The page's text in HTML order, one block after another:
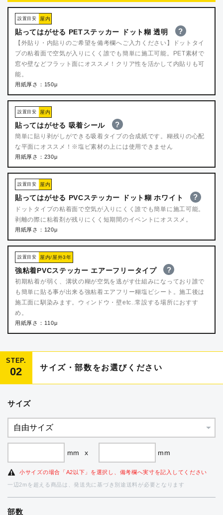
設置目安 屋内
貼ってはがせる PETステッカー ドット糊 透明 ?
【外貼り・内貼りのご希望を備考欄へご入力ください】ドットタイ
プの粘着面で空気が入りにくく誰でも簡単に施工可能。PET素材で
窓や壁などフラット面にオススメ！クリア性を活かして内貼りも可
能。
用紙厚さ：150μ
設置目安 屋内
貼ってはがせる 吸着シール ?
簡単に貼り剥がしができる吸着タイプの合成紙です。糊残りの心配
な平面にオススメ！※塩ビ素材の上には使用できません
用紙厚さ：230μ
設置目安 屋内
貼ってはがせる PVCステッカー ドット糊 ホワイト ?
ドットタイプの粘着面で空気が入りにくく誰でも簡単に施工可能。
剥離の際に粘着剤が残りにくく短期間のイベントにオススメ。
用紙厚さ：120μ
設置目安 屋内/屋外3年
強粘着PVCステッカー エアーフリータイプ ?
初期粘着が弱く、溝状の糊が空気を逃がす仕組みになっており誰で
も簡単に貼る事が出来る強粘着エアフリー糊塩ビシート。施工後は
施工面に馴染みます。ウィンドウ・壁etc..常設する場所におすす
め。
用紙厚さ：110μ
STEP.
02 サイズ・部数をお選びください
サイズ
mm x mm
小サイズの場合「A2以下」を選択し、備考欄へ実寸を記入してください
一辺2mを超える商品は、発送先に基づき別途送料が必要となります
部数